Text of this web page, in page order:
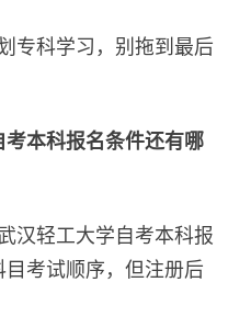
科学习，别拖到最后
本科报名条件还有哪
轻工大学自考本科报
考试顺序，但注册后